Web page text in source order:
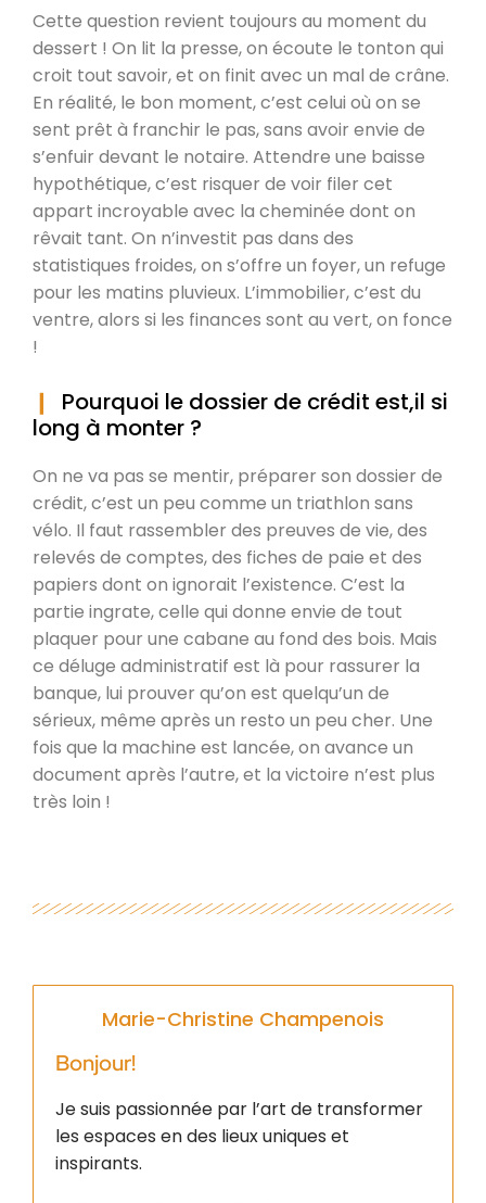
Cette question revient toujours au moment du
dessert ! On lit la presse, on écoute le tonton qui
croit tout savoir, et on finit avec un mal de crâne.
En réalité, le bon moment, c’est celui où on se
sent prêt à franchir le pas, sans avoir envie de
s’enfuir devant le notaire. Attendre une baisse
hypothétique, c’est risquer de voir filer cet
appart incroyable avec la cheminée dont on
rêvait tant. On n’investit pas dans des
statistiques froides, on s’offre un foyer, un refuge
pour les matins pluvieux. L’immobilier, c’est du
ventre, alors si les finances sont au vert, on fonce
!
Pourquoi le dossier de crédit est,il si
long à monter ?
On ne va pas se mentir, préparer son dossier de
crédit, c’est un peu comme un triathlon sans
vélo. Il faut rassembler des preuves de vie, des
relevés de comptes, des fiches de paie et des
papiers dont on ignorait l’existence. C’est la
partie ingrate, celle qui donne envie de tout
plaquer pour une cabane au fond des bois. Mais
ce déluge administratif est là pour rassurer la
banque, lui prouver qu’on est quelqu’un de
sérieux, même après un resto un peu cher. Une
fois que la machine est lancée, on avance un
document après l’autre, et la victoire n’est plus
très loin !
Marie-Christine Champenois
Bonjour!
Je suis passionnée par l’art de transformer
les espaces en des lieux uniques et
inspirants.